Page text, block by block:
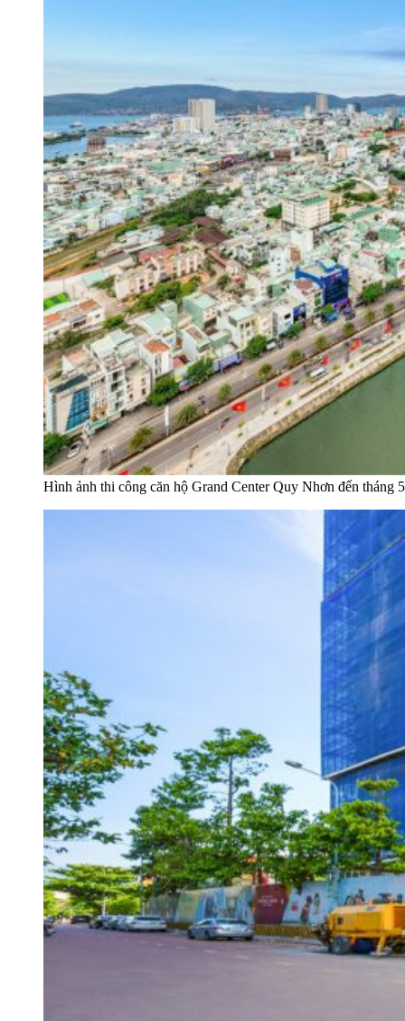
Hình ảnh thi công căn hộ Grand Center Quy Nhơn đến tháng